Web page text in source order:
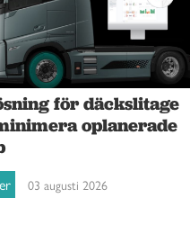
för däckslitage
oplanerade
03 augusti 2026